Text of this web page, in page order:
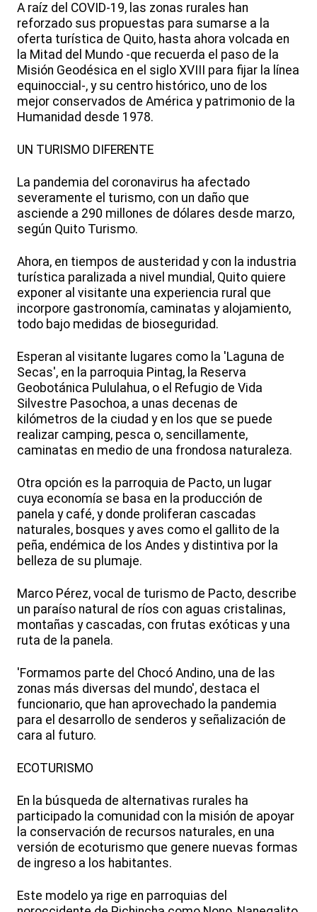
A raíz del COVID-19, las zonas rurales han
reforzado sus propuestas para sumarse a la
oferta turística de Quito, hasta ahora volcada en
la Mitad del Mundo -que recuerda el paso de la
Misión Geodésica en el siglo XVIII para fijar la línea
equinoccial-, y su centro histórico, uno de los
mejor conservados de América y patrimonio de la
Humanidad desde 1978.
UN TURISMO DIFERENTE
La pandemia del coronavirus ha afectado
severamente el turismo, con un daño que
asciende a 290 millones de dólares desde marzo,
según Quito Turismo.
Ahora, en tiempos de austeridad y con la industria
turística paralizada a nivel mundial, Quito quiere
exponer al visitante una experiencia rural que
incorpore gastronomía, caminatas y alojamiento,
todo bajo medidas de bioseguridad.
Esperan al visitante lugares como la 'Laguna de
Secas', en la parroquia Pintag, la Reserva
Geobotánica Pululahua, o el Refugio de Vida
Silvestre Pasochoa, a unas decenas de
kilómetros de la ciudad y en los que se puede
realizar camping, pesca o, sencillamente,
caminatas en medio de una frondosa naturaleza.
Otra opción es la parroquia de Pacto, un lugar
cuya economía se basa en la producción de
panela y café, y donde proliferan cascadas
naturales, bosques y aves como el gallito de la
peña, endémica de los Andes y distintiva por la
belleza de su plumaje.
Marco Pérez, vocal de turismo de Pacto, describe
un paraíso natural de ríos con aguas cristalinas,
montañas y cascadas, con frutas exóticas y una
ruta de la panela.
'Formamos parte del Chocó Andino, una de las
zonas más diversas del mundo', destaca el
funcionario, que han aprovechado la pandemia
para el desarrollo de senderos y señalización de
cara al futuro.
ECOTURISMO
En la búsqueda de alternativas rurales ha
participado la comunidad con la misión de apoyar
la conservación de recursos naturales, en una
versión de ecoturismo que genere nuevas formas
de ingreso a los habitantes.
Este modelo ya rige en parroquias del